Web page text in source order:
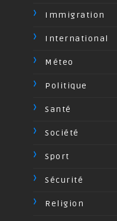
Immigration
International
Méteo
Politique
Santé
Société
Sport
Sécurité
Religion